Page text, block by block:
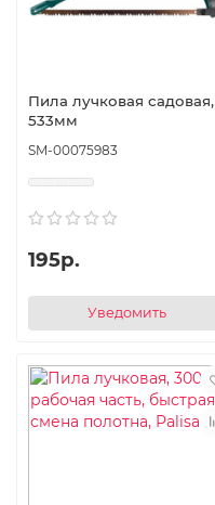
Пила лучковая садовая,
533мм
SM-00075983
195р.
Уведомить